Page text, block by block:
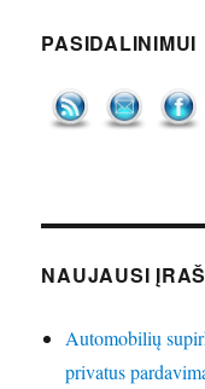
PASIDALINIMUI
NAUJAUSI
Automobilių
privatus